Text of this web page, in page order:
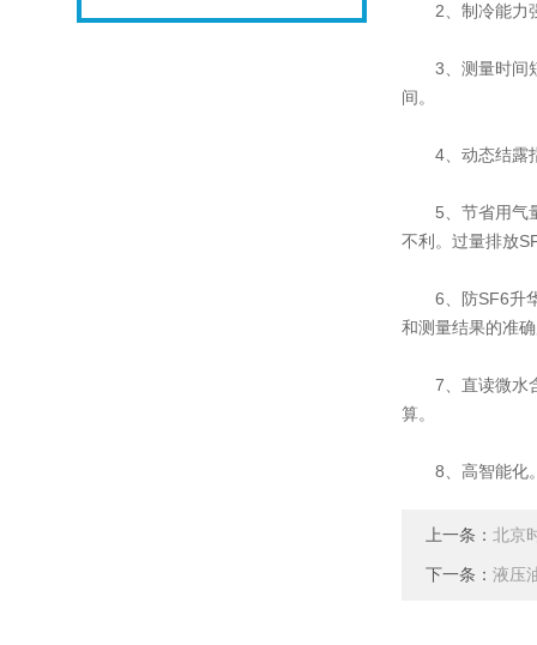
2、制冷能力强
3、测量时间短
间。
4、动态结露指
5、节省用气量
不利。过量排放
6、防SF6升华
和测量结果的准
7、直读微水含
算。
8、高智能化。
上一条： 北京
下一条： 液压